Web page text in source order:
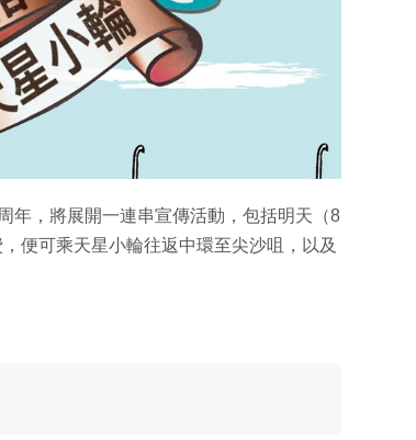
年，將展開一連串宣傳活動，包括明天（8
便可乘天星小輪往返中環至尖沙咀，以及